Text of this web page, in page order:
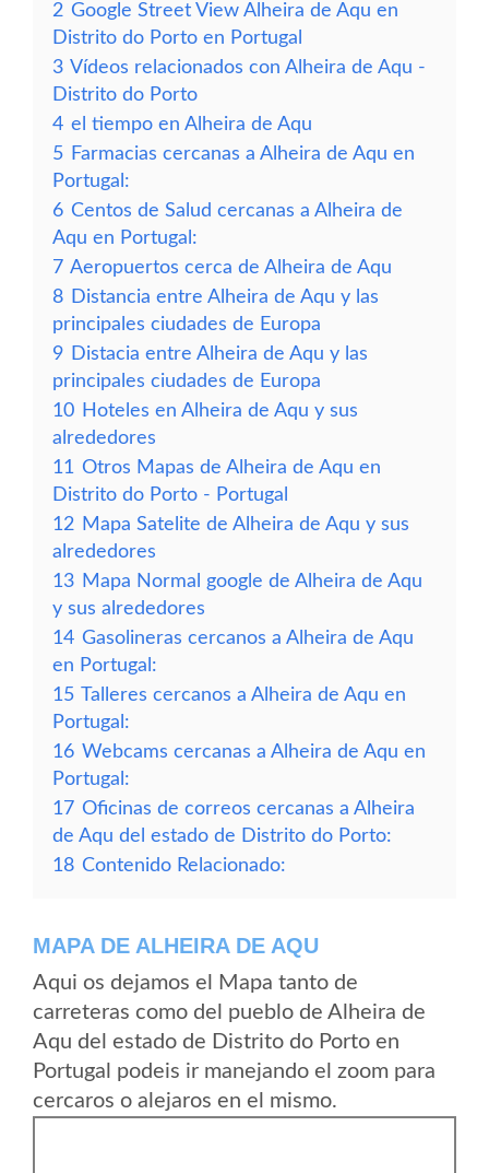
2 Google Street View Alheira de Aqu en
Distrito do Porto en Portugal
3 Vídeos relacionados con Alheira de Aqu -
Distrito do Porto
4 el tiempo en Alheira de Aqu
5 Farmacias cercanas a Alheira de Aqu en
Portugal:
6 Centos de Salud cercanas a Alheira de
Aqu en Portugal:
7 Aeropuertos cerca de Alheira de Aqu
8 Distancia entre Alheira de Aqu y las
principales ciudades de Europa
9 Distacia entre Alheira de Aqu y las
principales ciudades de Europa
10 Hoteles en Alheira de Aqu y sus
alrededores
11 Otros Mapas de Alheira de Aqu en
Distrito do Porto - Portugal
12 Mapa Satelite de Alheira de Aqu y sus
alrededores
13 Mapa Normal google de Alheira de Aqu
y sus alrededores
14 Gasolineras cercanos a Alheira de Aqu
en Portugal:
15 Talleres cercanos a Alheira de Aqu en
Portugal:
16 Webcams cercanas a Alheira de Aqu en
Portugal:
17 Oficinas de correos cercanas a Alheira
de Aqu del estado de Distrito do Porto:
18 Contenido Relacionado:
MAPA DE ALHEIRA DE AQU
Aqui os dejamos el Mapa tanto de
carreteras como del pueblo de Alheira de
Aqu del estado de Distrito do Porto en
Portugal podeis ir manejando el zoom para
cercaros o alejaros en el mismo.